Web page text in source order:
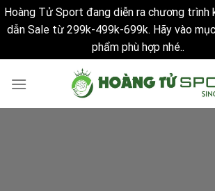
Hoàng Tử Sport đang diễn ra chương trình
dẫn Sale từ 299k-499k-699k. Hãy vào
phẩm phù hợp nhé..